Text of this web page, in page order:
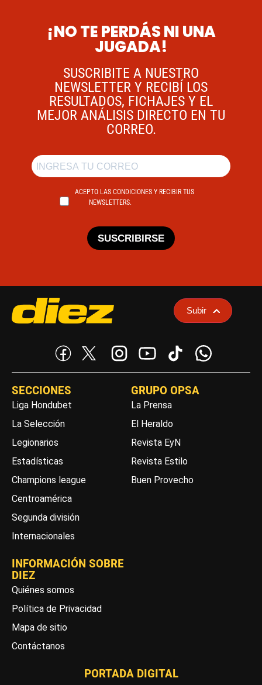
¡NO TE PERDÁS NI UNA
JUGADA!
SUSCRIBITE A NUESTRO
NEWSLETTER Y RECIBÍ LOS
RESULTADOS, FICHAJES Y EL
MEJOR ANÁLISIS DIRECTO EN TU
CORREO.
ACEPTO LAS CONDICIONES Y RECIBIR TUS
NEWSLETTERS.
SUSCRIBIRSE
Subir
SECCIONES
Liga Hondubet
La Selección
Legionarios
Estadísticas
Champions league
Centroamérica
Segunda división
Internacionales
GRUPO OPSA
La Prensa
El Heraldo
Revista EyN
Revista Estilo
Buen Provecho
INFORMACIÓN SOBRE
DIEZ
Quiénes somos
Política de Privacidad
Mapa de sitio
Contáctanos
PORTADA DIGITAL